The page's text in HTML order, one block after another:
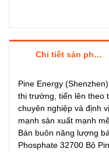
Chi tiết sản phẩm
Pine Energy
thị trường, tiến lên theo
chuyên nghiệp và định
mạnh sản xuất mạnh
Bán buôn năng lượng
Phosphate 32700 Bộ